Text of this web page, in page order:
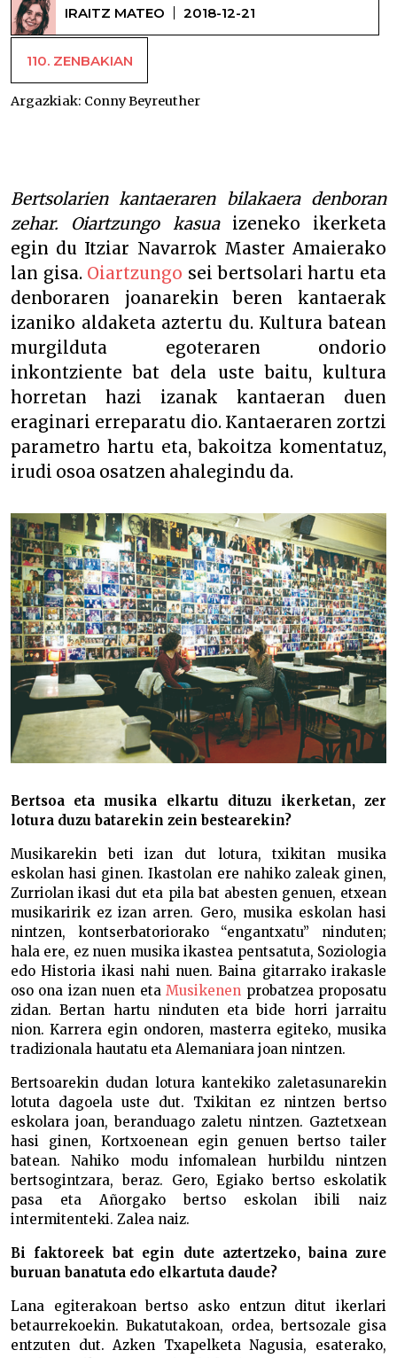
IRAITZ MATEO 2018-12-21
110. ZENBAKIAN
Argazkiak: Conny Beyreuther
Bertsolarien kantaeraren bilakaera denboran
zehar. Oiartzungo kasuaizeneko ikerketa
egin du Itziar Navarrok Master Amaierako
lan gisa. Oiartzungo sei bertsolari hartu eta
denboraren joanarekin beren kantaerak
izaniko aldaketa aztertu du. Kultura batean
murgilduta egoteraren ondorio
inkontziente bat dela uste baitu, kultura
horretan hazi izanak kantaeran duen
eraginari erreparatu dio. Kantaeraren zortzi
parametro hartu eta, bakoitza komentatuz,
irudi osoa osatzen ahalegindu da.
Bertsoa eta musika elkartu dituzu ikerketan, zer
lotura duzu batarekin zein bestearekin?
Musikarekin beti izan dut lotura, txikitan musika
eskolan hasi ginen. Ikastolan ere nahiko zaleak ginen,
Zurriolan ikasi dut eta pila bat abesten genuen, etxean
musikaririk ez izan arren. Gero, musika eskolan hasi
nintzen, kontserbatoriorako “engantxatu” ninduten;
hala ere, ez nuen musika ikastea pentsatuta, Soziologia
edo Historia ikasi nahi nuen. Baina gitarrako irakasle
oso ona izan nuen etaMusikenen probatzea proposatu
zidan. Bertan hartu ninduten eta bide horri jarraitu
nion. Karrera egin ondoren, masterra egiteko, musika
tradizionala hautatu eta Alemaniara joan nintzen.
Bertsoarekin dudan lotura kantekiko zaletasunarekin
lotuta dagoela uste dut. Txikitan ez nintzen bertso
eskolara joan, beranduago zaletu nintzen. Gaztetxean
hasi ginen, Kortxoenean egin genuen bertso tailer
batean. Nahiko modu infomalean hurbildu nintzen
bertsogintzara, beraz. Gero, Egiako bertso eskolatik
pasa eta Añorgako bertso eskolan ibili naiz
intermitenteki. Zalea naiz.
Bi faktoreek bat egin dute aztertzeko, baina zure
buruan banatuta edo elkartuta daude?
Lana egiterakoan bertso asko entzun ditut ikerlari
betaurrekoekin. Bukatutakoan, ordea, bertsozale gisa
entzuten dut. Azken Txapelketa Nagusia, esaterako,